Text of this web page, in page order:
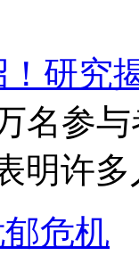
研究
名参
明许